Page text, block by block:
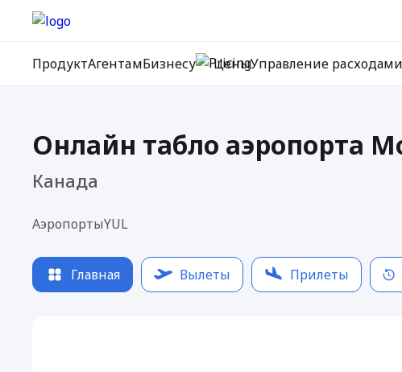
ПродуктАгентамБизнесу ЦеныУправление расходами
Онлайн табло аэропорта
Канада
АэропортыYUL
Главная Вылеты Прилеты